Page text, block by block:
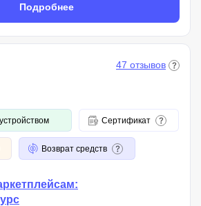
Подробнее
47 отзывов
Сертификат
Возврат средств